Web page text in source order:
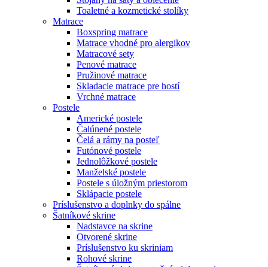
Toaletné a kozmetické stolíky
Matrace
Boxspring matrace
Matrace vhodné pro alergikov
Matracové sety
Penové matrace
Pružinové matrace
Skladacie matrace pre hostí
Vrchné matrace
Postele
Americké postele
Čalúnené postele
Čelá a rámy na posteľ
Futónové postele
Jednolôžkové postele
Manželské postele
Postele s úložným priestorom
Sklápacie postele
Príslušenstvo a doplnky do spálne
Šatníkové skrine
Nadstavce na skrine
Otvorené skrine
Príslušenstvo ku skriniam
Rohové skrine